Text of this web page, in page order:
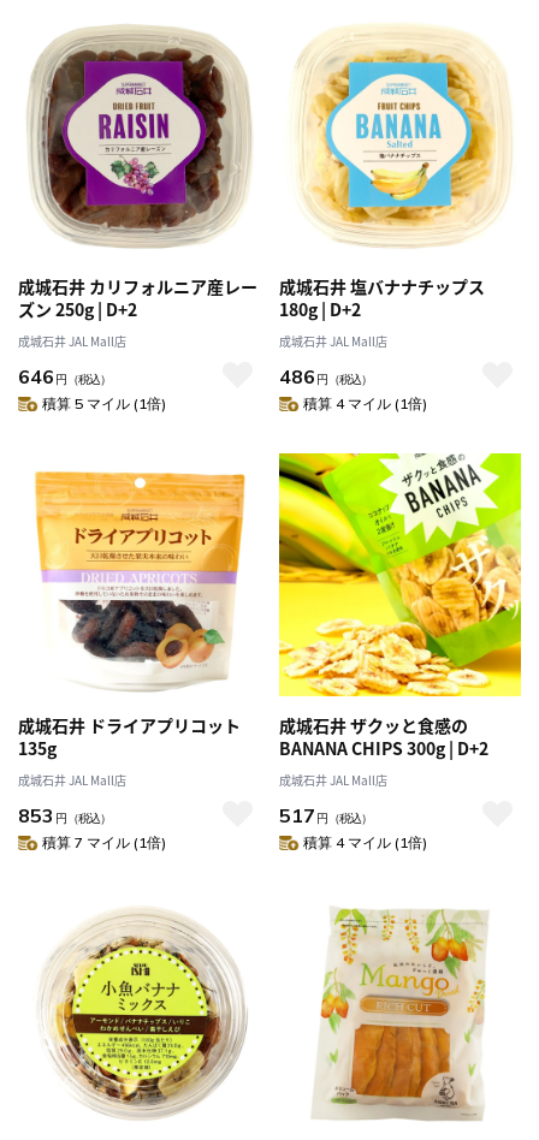
成城石井 カリフォルニア産レー
ズン 250g | D+2
成城石井 JAL Mall店
646 円 （税込）
積算 5 マイル (1倍)
成城石井 塩バナナチップス
180g | D+2
成城石井 JAL Mall店
486 円 （税込）
積算 4 マイル (1倍)
成城石井 ドライアプリコット
135g
成城石井 JAL Mall店
853 円 （税込）
積算 7 マイル (1倍)
成城石井 ザクッと食感の
BANANA CHIPS 300g | D+2
成城石井 JAL Mall店
517 円 （税込）
積算 4 マイル (1倍)